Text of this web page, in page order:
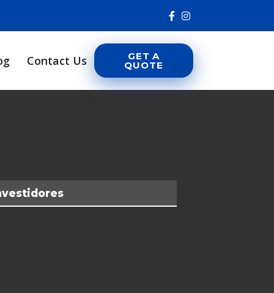
Contact Us GET A
QUOTE